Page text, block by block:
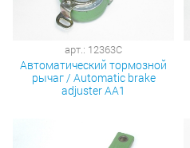
арт.: 12363C
Автоматический тормозной
рычаг / Automatic brake
adjuster AA1